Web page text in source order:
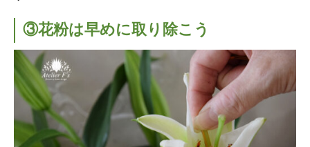
③花粉は早めに取り除こう